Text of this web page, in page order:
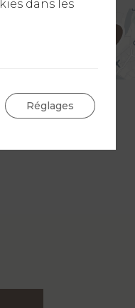
dans les
Réglages